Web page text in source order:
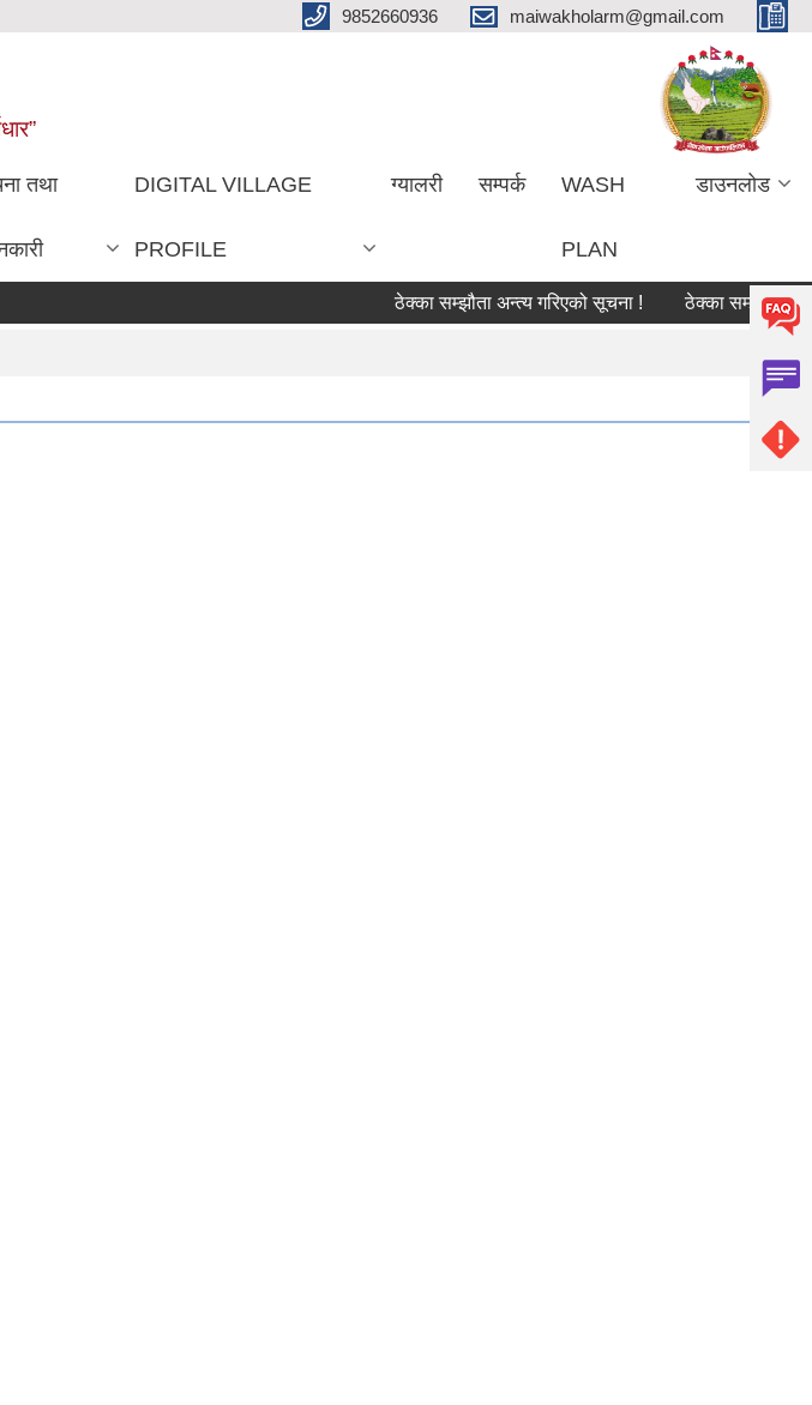
9852660936 maiwakholarm@gmail.com
तथा DIGITAL VILLAGE
PROFILE
ग्यालरी सम्पर्क WASH
PLAN
डाउनलोड
ठेक्का सम्झौता अन्त्य गरिएको सूचना ! ठेक्का सम्झौता अन्त्य